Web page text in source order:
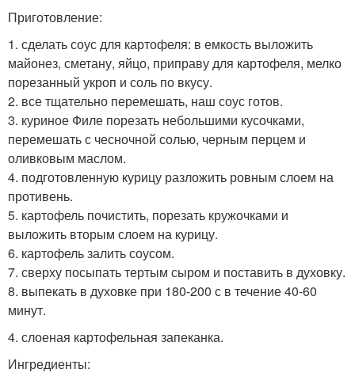
Приготовление:
1. сделать соус для картофеля: в емкость выложить
майонез, сметану, яйцо, приправу для картофеля, мелко
порезанный укроп и соль по вкусу.
2. все тщательно перемешать, наш соус готов.
3. куриное Филе порезать небольшими кусочками,
перемешать с чесночной солью, черным перцем и
оливковым маслом.
4. подготовленную курицу разложить ровным слоем на
противень.
5. картофель почистить, порезать кружочками и
выложить вторым слоем на курицу.
6. картофель залить соусом.
7. сверху посыпать тертым сыром и поставить в духовку.
8. выпекать в духовке при 180-200 с в течение 40-60
минут.
4. слоеная картофельная запеканка.
Ингредиенты: